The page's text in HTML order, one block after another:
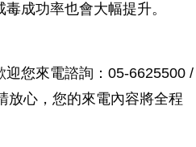
成功率也會大幅提升。
迎您來電諮詢：05-6625500 /
放心，您的來電內容將全程